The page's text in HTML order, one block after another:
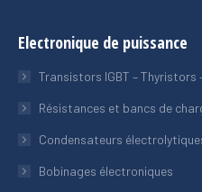
Electronique de puissance
Transistors IGBT – Thyristors
Résistances et bancs de
Condensateurs
Bobinages électroniques